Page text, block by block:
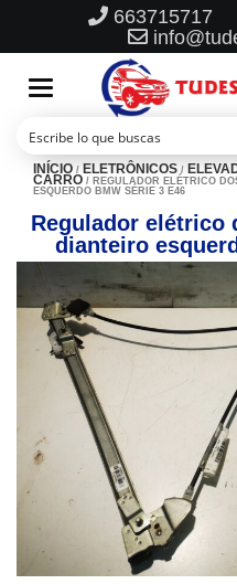
663715717
Toggle
navigation
INÍCIO / ELETRÔNICOS /
CARRO / REGULADOR ELÉTRICO
ESQUERDO BMW SÉRIE 3 E46
Regulador elétrico
dianteiro